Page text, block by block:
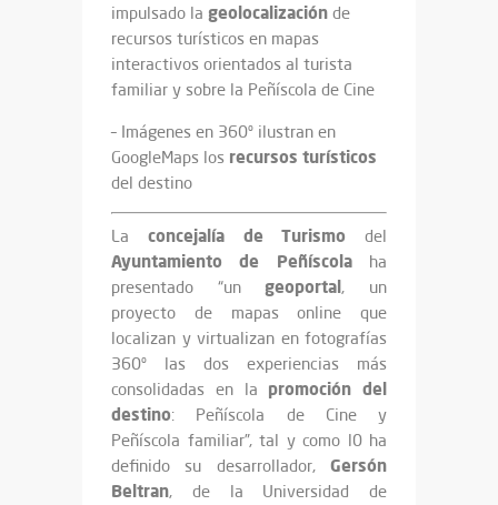
impulsado la geolocalización de
recursos turísticos en mapas
interactivos orientados al turista
familiar y sobre la Peñíscola de Cine
– Imágenes en 360º ilustran en
GoogleMaps los recursos turísticos
del destino
La concejalía de Turismo del
Ayuntamiento de Peñíscolaha
presentado “un geoportal, un
proyecto de mapas online que
localizan y virtualizan en fotografías
360º las dos experiencias más
consolidadas en la promoción del
destino: Peñíscola de Cine y
Peñíscola familiar”, tal y como l0 ha
definido su desarrollador, Gersón
Beltran, de la Universidad de